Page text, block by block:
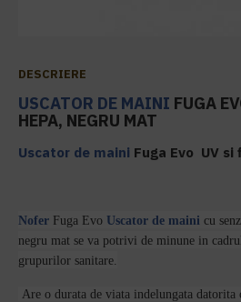
DESCRIERE
USCATOR DE MAINI FUGA
HEPA, NEGRU MAT
Uscator de maini Fuga Evo UV
Nofer Fuga Evo Uscator de maini cu
negru mat se va potrivi de minune in
grupurilor sanitare.
Are o durata de viata indelungata